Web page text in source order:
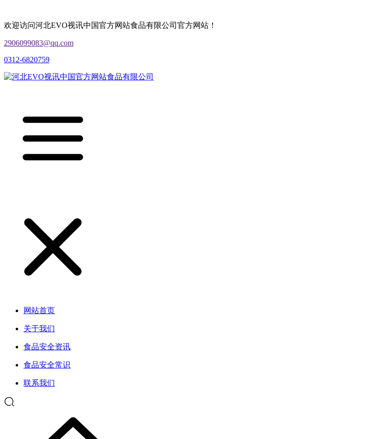
欢迎访问河北EVO视讯中国官方网站食品有限公司官方网站！
2906099083@qq.com
0312-6820759
网站首页
关于我们
食品安全资讯
食品安全常识
联系我们